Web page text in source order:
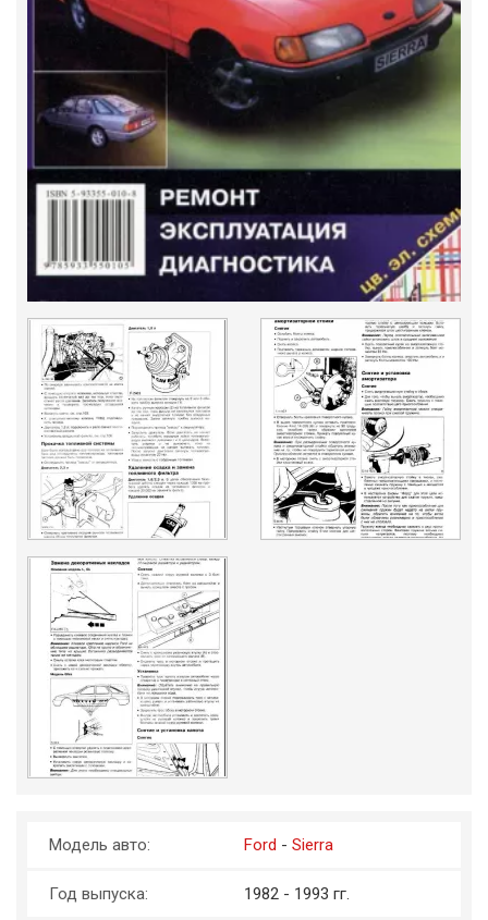
Модель авто: Ford - Sierra
Год выпуска: 1982 - 1993 гг.